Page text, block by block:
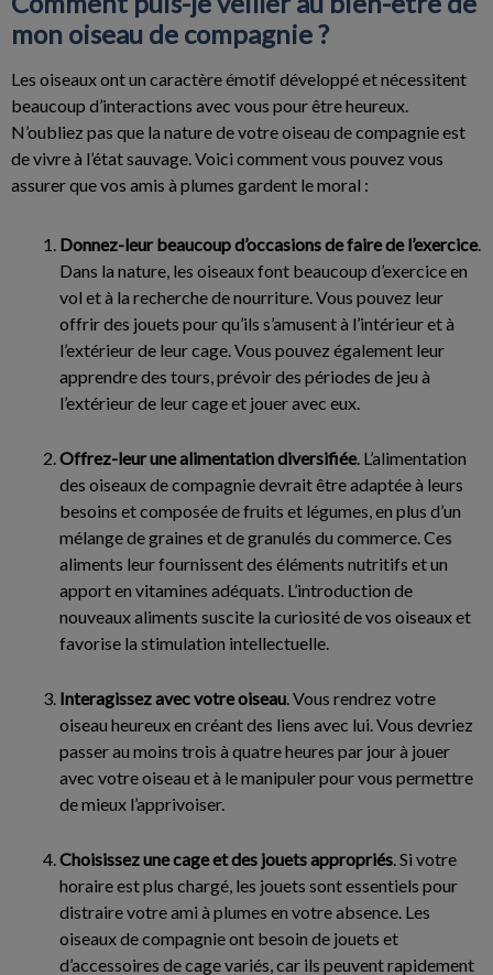
mon oiseau de compagnie ?
Les oiseaux ont un caractère émotif développé et nécessitent
beaucoup d’interactions avec vous pour être heureux.
N’oubliez pas que la nature de votre oiseau de compagnie est
de vivre à l’état sauvage. Voici comment vous pouvez vous
assurer que vos amis à plumes gardent le moral :
Donnez-leur beaucoup d’occasions de faire de l’exercice.
Dans la nature, les oiseaux font beaucoup d’exercice en
vol et à la recherche de nourriture. Vous pouvez leur
offrir des jouets pour qu’ils s’amusent à l’intérieur et à
l’extérieur de leur cage. Vous pouvez également leur
apprendre des tours, prévoir des périodes de jeu à
l’extérieur de leur cage et jouer avec eux.
Offrez-leur une alimentation diversifiée. L’alimentation
des oiseaux de compagnie devrait être adaptée à leurs
besoins et composée de fruits et légumes, en plus d’un
mélange de graines et de granulés du commerce. Ces
aliments leur fournissent des éléments nutritifs et un
apport en vitamines adéquats. L’introduction de
nouveaux aliments suscite la curiosité de vos oiseaux et
favorise la stimulation intellectuelle.
Interagissez avec votre oiseau. Vous rendrez votre
oiseau heureux en créant des liens avec lui. Vous devriez
passer au moins trois à quatre heures par jour à jouer
avec votre oiseau et à le manipuler pour vous permettre
de mieux l’apprivoiser.
Choisissez une cage et des jouets appropriés. Si votre
horaire est plus chargé, les jouets sont essentiels pour
distraire votre ami à plumes en votre absence. Les
oiseaux de compagnie ont besoin de jouets et
d’accessoires de cage variés, car ils peuvent rapidement